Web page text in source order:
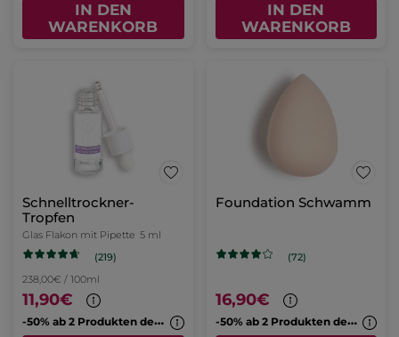
IN DEN
WARENKORB
IN DEN
WARENKORB
Schnelltrockner-
Tropfen
Glas Flakon mit Pipette 5 ml
(219)
238,00€ / 100ml
11,90€
-
50% ab 2 Produkten deiner Wahl
Foundation Schwamm
(72)
16,90€
-
50% ab 2 Produkten deiner Wahl